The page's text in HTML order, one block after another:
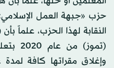
حزب «جبهة العمل
النقابة لهذا الحزب، علماً
وإغلاق مقراتها كافة